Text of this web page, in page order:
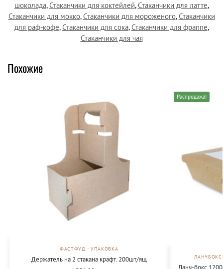
шоколада,Стаканчики для коктейлей,Стаканчики для латте,
Стаканчики для мокко,Стаканчики для мороженого,Стаканчики
для раф-кофе,Стаканчики для сока,Стаканчики для фраппе,
Стаканчики для чая
Похожие
ФАСТФУД - УПАКОВКА
Держатель на 2 стакана крафт. 200шт/ящ
Распродажа!
Ланч-бокс